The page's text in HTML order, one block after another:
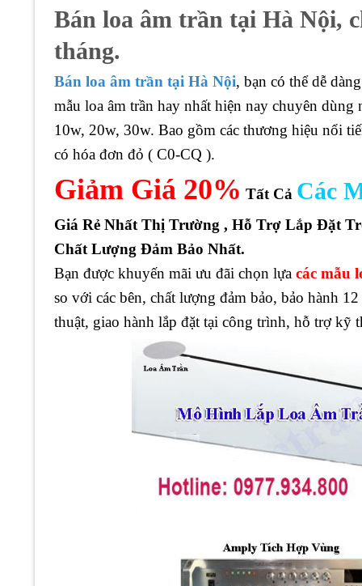
Bán loa âm trần tại Hà Nội,
tháng.
Bán loa âm trần tại Hà Nội, bạn có thể dễ
mẫu loa âm trần hay nhất hiện nay chuyên
10w, 20w, 30w. Bao gồm các thương hiệu nổi
có hóa đơn đỏ ( C0-CQ ).
Giảm Giá 20% Tất Cả Các
Giá Rẻ Nhất Thị Trường , Hỗ Trợ Lắp Đặt
Chất Lượng Đảm Bảo Nhất.
Bạn được khuyến mãi ưu đãi chọn lựa các mẫu
so với các bên, chất lượng đảm bảo, bảo hành
thuật, giao hành lắp đặt tại công trình, hỗ trợ kỹ